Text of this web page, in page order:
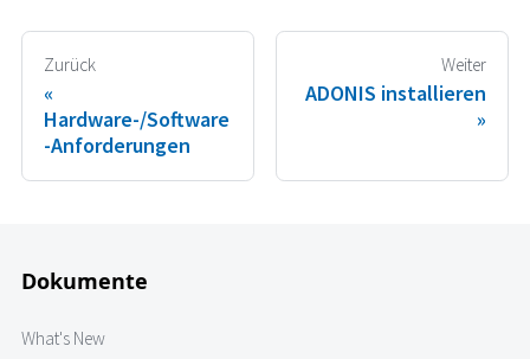
Zurück
Hardware-/Software
-Anforderungen
Weiter
ADONIS installieren
Dokumente
What's New